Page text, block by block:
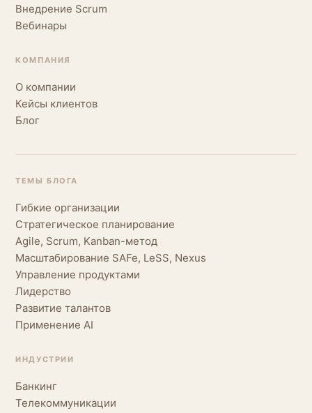
Внедрение Scrum
Вебинары
КОМПАНИЯ
О компании
Кейсы клиентов
Блог
ТЕМЫ БЛОГА
Гибкие организации
Стратегическое планирование
Agile, Scrum, Kanban-метод
Масштабирование SAFe, LeSS, Nexus
Управление продуктами
Лидерство
Развитие талантов
Применение AI
ИНДУСТРИИ
Банкинг
Телекоммуникации